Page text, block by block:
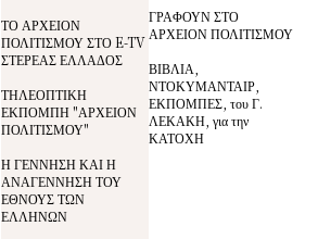
ΤΟ ΑΡΧΕΙΟΝ
ΠΟΛΙΤΙΣΜΟΥ ΣΤΟ E-TV
ΣΤΕΡΕΑΣ ΕΛΛΑΔΟΣ
ΤΗΛΕΟΠΤΙΚΗ
ΕΚΠΟΜΠΗ "ΑΡΧΕΙΟΝ
ΠΟΛΙΤΙΣΜΟΥ"
Η ΓΕΝΝΗΣΗ ΚΑΙ Η
ΑΝΑΓΕΝΝΗΣΗ ΤΟΥ
ΕΘΝΟΥΣ ΤΩΝ
ΕΛΛΗΝΩΝ
ΓΡΑΦΟΥΝ ΣΤΟ
ΑΡΧΕΙΟΝ ΠΟΛΙΤΙΣΜΟΥ
ΒΙΒΛΙΑ,
ΝΤΟΚΥΜΑΝΤΑΙΡ,
ΕΚΠΟΜΠΕΣ, του Γ.
ΛΕΚΑΚΗ, για την
ΚΑΤΟΧΗ